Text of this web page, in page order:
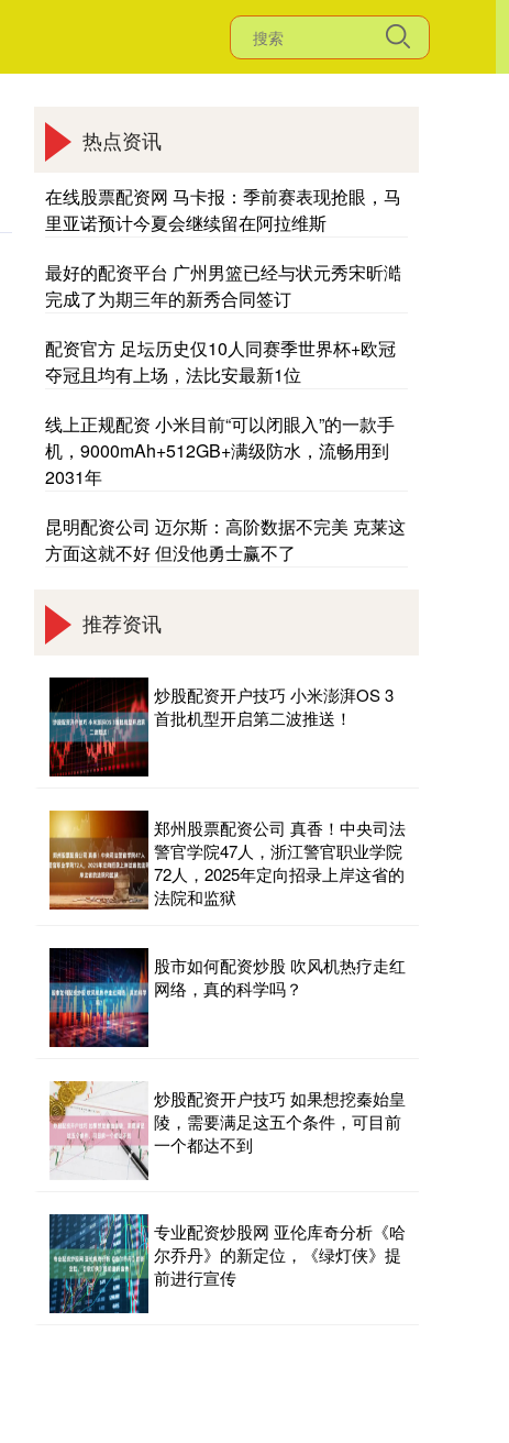
热点资讯
在线股票配资网 马卡报：季前赛表现抢眼，马
里亚诺预计今夏会继续留在阿拉维斯
最好的配资平台 广州男篮已经与状元秀宋昕澔
完成了为期三年的新秀合同签订
配资官方 足坛历史仅10人同赛季世界杯+欧冠
夺冠且均有上场，法比安最新1位
线上正规配资 小米目前“可以闭眼入”的一款手
机，9000mAh+512GB+满级防水，流畅用到
2031年
昆明配资公司 迈尔斯：高阶数据不完美 克莱这
方面这就不好 但没他勇士赢不了
推荐资讯
炒股配资开户技巧 小米澎湃OS 3
首批机型开启第二波推送！
郑州股票配资公司 真香！中央司法
警官学院47人，浙江警官职业学院
72人，2025年定向招录上岸这省的
法院和监狱
股市如何配资炒股 吹风机热疗走红
网络，真的科学吗？
炒股配资开户技巧 如果想挖秦始皇
陵，需要满足这五个条件，可目前
一个都达不到
专业配资炒股网 亚伦库奇分析《哈
尔乔丹》的新定位，《绿灯侠》提
前进行宣传